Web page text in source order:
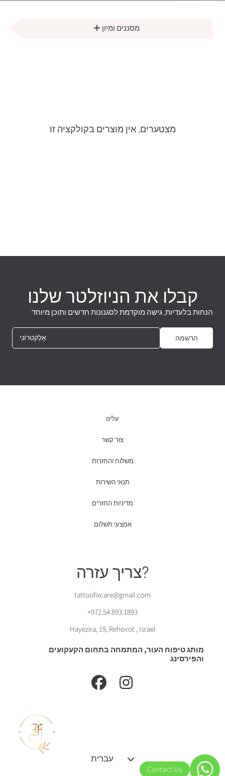
מסננים ומיון
מצטערים, אין מוצרים בקולקציה זו
קבלו את הניוזלטר שלנו
הנחות בלעדיות, גישה מוקדמת לסגנונות חדשים ותוכן מיוחד
אֶלֶקטרוֹנִי הרשמה
עלינו
צור קשר
משלוח והחזרות
תנאי השירות
מדיניות החזרים
אמצעי תשלום
צריך עזרה?
tattoofixcare@gmail.com
+972.54.893.1893
Hayezira, 19, Rehovot , Israel
מותג טיפוח העור, המתמחה בתחום הקעקועים
והפירסינג
פייסבוק
עברית
Contact Us